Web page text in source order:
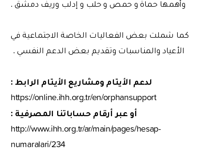
وأهمها حماة و حمص و حلب و إدلب وريف دمشق .
كما شملت بعض الفعاليات الخاصة الاجتماعية في
الأعياد والمناسبات وتقديم بعض الدعم النفسي .
لدعم الأيتام ومشاريع الأيتام الرابط :
https://online.ihh.org.tr/en/orphansupport
أو عبر أرقام حساباتنا المصرفية :
http://www.ihh.org.tr/ar/main/pages/hesap-
numaralari/234